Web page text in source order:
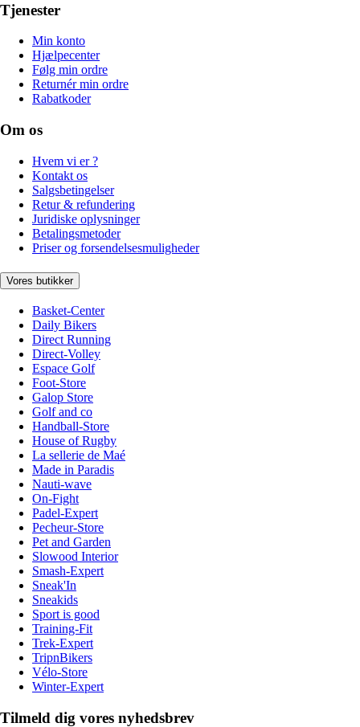
Tjenester
Min konto
Hjælpecenter
Følg min ordre
Returnér min ordre
Rabatkoder
Om os
Hvem vi er ?
Kontakt os
Salgsbetingelser
Retur & refundering
Juridiske oplysninger
Betalingsmetoder
Priser og forsendelsesmuligheder
Vores butikker
Basket-Center
Daily Bikers
Direct Running
Direct-Volley
Espace Golf
Foot-Store
Galop Store
Golf and co
Handball-Store
House of Rugby
La sellerie de Maé
Made in Paradis
Nauti-wave
On-Fight
Padel-Expert
Pecheur-Store
Pet and Garden
Slowood Interior
Smash-Expert
Sneak'In
Sneakids
Sport is good
Training-Fit
Trek-Expert
TripnBikers
Vélo-Store
Winter-Expert
Tilmeld dig vores nyhedsbrev